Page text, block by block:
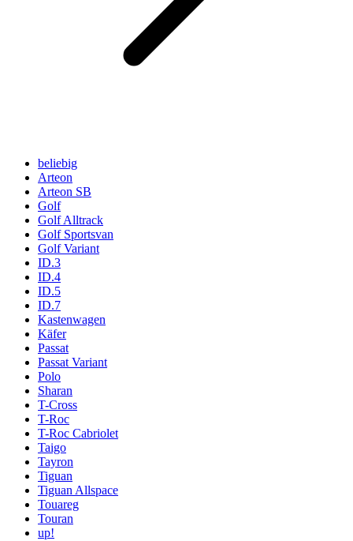
beliebig
Arteon
Arteon SB
Golf
Golf Alltrack
Golf Sportsvan
Golf Variant
ID.3
ID.4
ID.5
ID.7
Kastenwagen
Käfer
Passat
Passat Variant
Polo
Sharan
T-Cross
T-Roc
T-Roc Cabriolet
Taigo
Tayron
Tiguan
Tiguan Allspace
Touareg
Touran
up!